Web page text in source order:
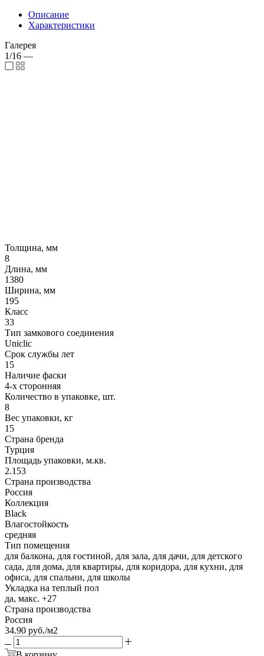
Описание
Характеристики
Галерея
1/16 —
Толщина, мм
8
Длина, мм
1380
Ширина, мм
195
Класс
33
Тип замкового соединения
Uniclic
Срок службы лет
15
Наличие фаски
4-х сторонняя
Количество в упаковке, шт.
8
Вес упаковки, кг
15
Страна бренда
Турция
Площадь упаковки, м.кв.
2.153
Страна производства
Россия
Коллекция
Black
Влагостойкость
средняя
Тип помещения
для балкона, для гостиной, для зала, для дачи, для детского
сада, для дома, для квартиры, для коридора, для кухни, для
офиса, для спальни, для школы
Укладка на теплый пол
да, макс. +27
Страна производства
Россия
34.90 руб./м2